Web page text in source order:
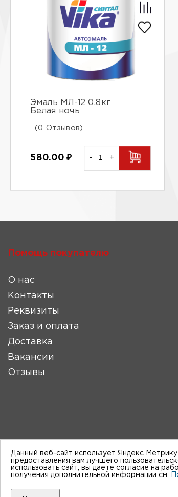
Эмаль МЛ-12 0.8кг
Белая ночь
(0 Отзывов)
580.00₽ - +
Помощь покупателю
О нас
Контакты
Реквизиты
Заказ и оплата
Доставка
Вакансии
Отзывы
Данный веб-сайт использует Яндекс
предоставления вам лучшего
использовать сайт, вы даете согласие на
получения дополнительной информации см.